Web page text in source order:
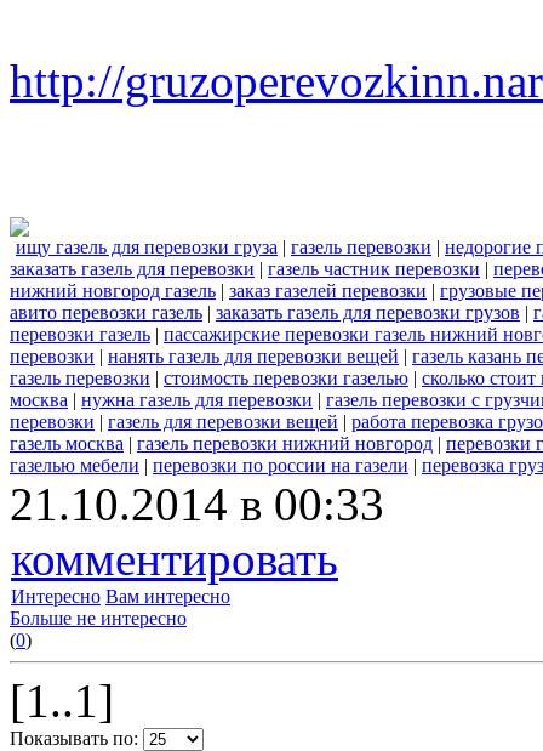
http://
ищу газель для перевозки груза | газель перевозки | недорогие
заказать газель для перевозки | газель частник перевозки |
нижний новгород газель | заказ газелей перевозки | грузовые
авито перевозки газель | заказать газель для перевозки грузов |
перевозки газель | пассажирские перевозки газель нижний
перевозки | нанять газель для перевозки вещей | газель казань
газель перевозки | стоимость перевозки газелью | сколько стоит
москва | нужна газель для перевозки | газель перевозки с
перевозки | газель для перевозки вещей | работа перевозка
газель москва | газель перевозки нижний новгород | перевозки
газелью мебели | перевозки по россии на газели | перевозка
21.10.2014 в 00:33
комментировать
Интересно Вам интересно
Больше не интересно
(0)
[1..1]
Показывать по: